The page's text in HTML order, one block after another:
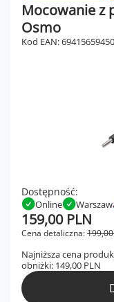
Mocowanie z
Osmo
Kod EAN:
Dostępność:
Online
Cena detaliczna:
159,00 PLN
Najniższa cena
obniżki: 149,00 PLN